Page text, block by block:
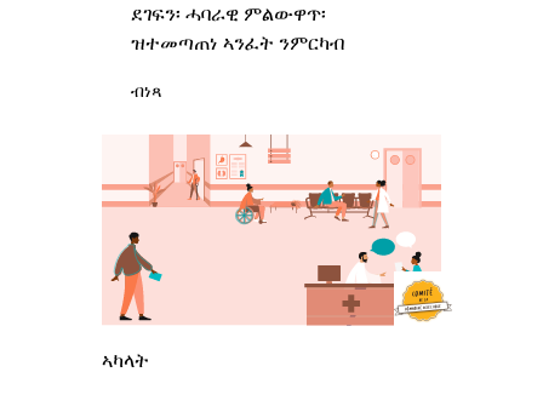
ደገፍን፡ ሓባራዊ ምልውዋጥ፡
ዝተመጣጠነ ኣንፈት ንምርካብ
ብነጻ
ኣካላት